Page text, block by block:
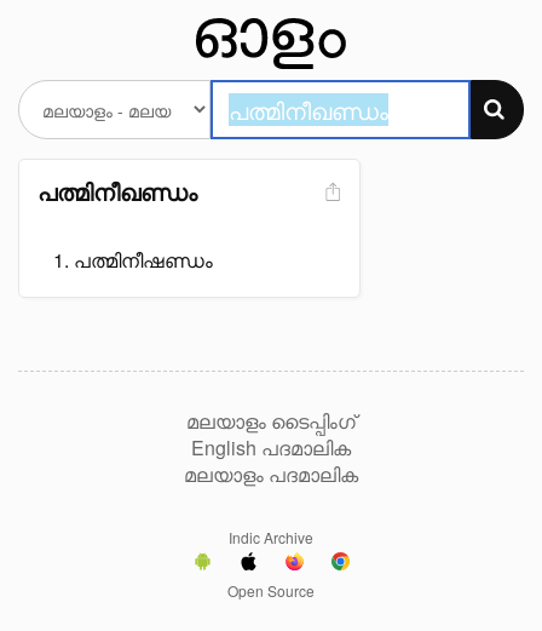
പത്മിനീഖണ്ഡം
പത്മിനീഷണ്ഡം
മലയാളം ടൈപ്പിംഗ്
English പദമാലിക
മലയാളം പദമാലിക
Indic Archive
Open Source